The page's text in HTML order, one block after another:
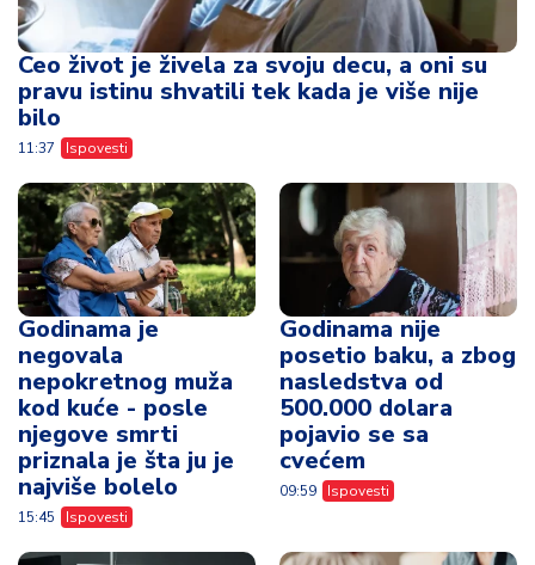
Ceo život je živela za svoju decu, a oni su
pravu istinu shvatili tek kada je više nije
bilo
11:37 Ispovesti
Godinama je
negovala
nepokretnog muža
kod kuće - posle
njegove smrti
priznala je šta ju je
najviše bolelo
15:45 Ispovesti
Godinama nije
posetio baku, a zbog
nasledstva od
500.000 dolara
pojavio se sa
cvećem
09:59 Ispovesti